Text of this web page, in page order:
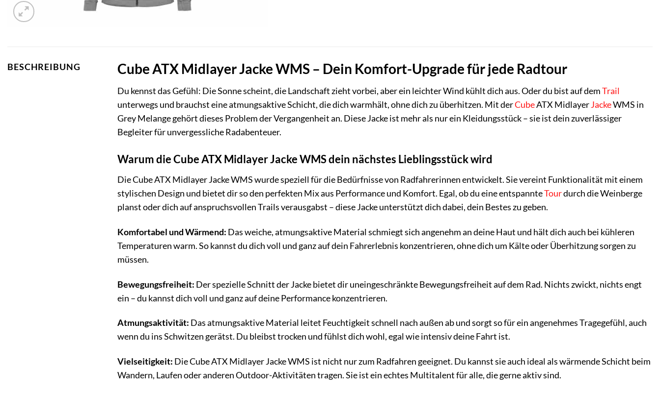
BESCHREIBUNG Cube ATX Midlayer Jacke WMS – Dein Komfort-Upgrade für jede Radtour
Du kennst das Gefühl: Die Sonne scheint, die Landschaft zieht vorbei, aber ein leichter Wind kühlt dich aus. Oder du bist auf demTrail
unterwegs und brauchst eine atmungsaktive Schicht, die dich warmhält, ohne dich zu überhitzen. Mit derCubeATX MidlayerJackeWMS in
Grey Melange gehört dieses Problem der Vergangenheit an. Diese Jacke ist mehr als nur ein Kleidungsstück – sie ist dein zuverlässiger
Begleiter für unvergessliche Radabenteuer.
Warum die Cube ATX Midlayer Jacke WMS dein nächstes Lieblingsstück wird
Die Cube ATX Midlayer Jacke WMS wurde speziell für die Bedürfnisse von Radfahrerinnen entwickelt. Sie vereint Funktionalität mit einem
stylischen Design und bietet dir so den perfekten Mix aus Performance und Komfort. Egal, ob du eine entspannteTourdurch die Weinberge
planst oder dich auf anspruchsvollen Trails verausgabst – diese Jacke unterstützt dich dabei, dein Bestes zu geben.
Komfortabel und Wärmend: Das weiche, atmungsaktive Material schmiegt sich angenehm an deine Haut und hält dich auch bei kühleren
Temperaturen warm. So kannst du dich voll und ganz auf dein Fahrerlebnis konzentrieren, ohne dich um Kälte oder Überhitzung sorgen zu
müssen.
Bewegungsfreiheit: Der spezielle Schnitt der Jacke bietet dir uneingeschränkte Bewegungsfreiheit auf dem Rad. Nichts zwickt, nichts engt
ein – du kannst dich voll und ganz auf deine Performance konzentrieren.
Atmungsaktivität: Das atmungsaktive Material leitet Feuchtigkeit schnell nach außen ab und sorgt so für ein angenehmes Tragegefühl, auch
wenn du ins Schwitzen gerätst. Du bleibst trocken und fühlst dich wohl, egal wie intensiv deine Fahrt ist.
Vielseitigkeit: Die Cube ATX Midlayer Jacke WMS ist nicht nur zum Radfahren geeignet. Du kannst sie auch ideal als wärmende Schicht beim
Wandern, Laufen oder anderen Outdoor-Aktivitäten tragen. Sie ist ein echtes Multitalent für alle, die gerne aktiv sind.